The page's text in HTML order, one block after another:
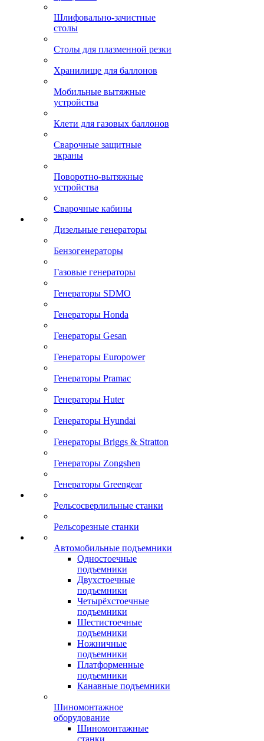
Шлифовально-зачистные
столы
Столы для плазменной резки
Хранилище для баллонов
Мобильные вытяжные
устройства
Клети для газовых баллонов
Сварочные защитные
экраны
Поворотно-вытяжные
устройства
Сварочные кабины
Дизельные генераторы
Бензогенераторы
Газовые генераторы
Генераторы SDMO
Генераторы Honda
Генераторы Gesan
Генераторы Europower
Генераторы Pramac
Генераторы Huter
Генераторы Hyundai
Генераторы Briggs & Stratton
Генераторы Zongshen
Генераторы Greengear
Рельсосверлильные станки
Рельсорезные станки
Автомобильные подъемники
Одностоечные
подъемники
Двухстоечные
подъемники
Четырёхстоечные
подъемники
Шестистоечные
подъемники
Ножничные
подъемники
Платформенные
подъемники
Канавные подъемники
Шиномонтажное
оборудование
Шиномонтажные
станки